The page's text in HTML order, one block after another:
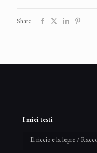
Share
I miei testi
Il riccio e la lepre /